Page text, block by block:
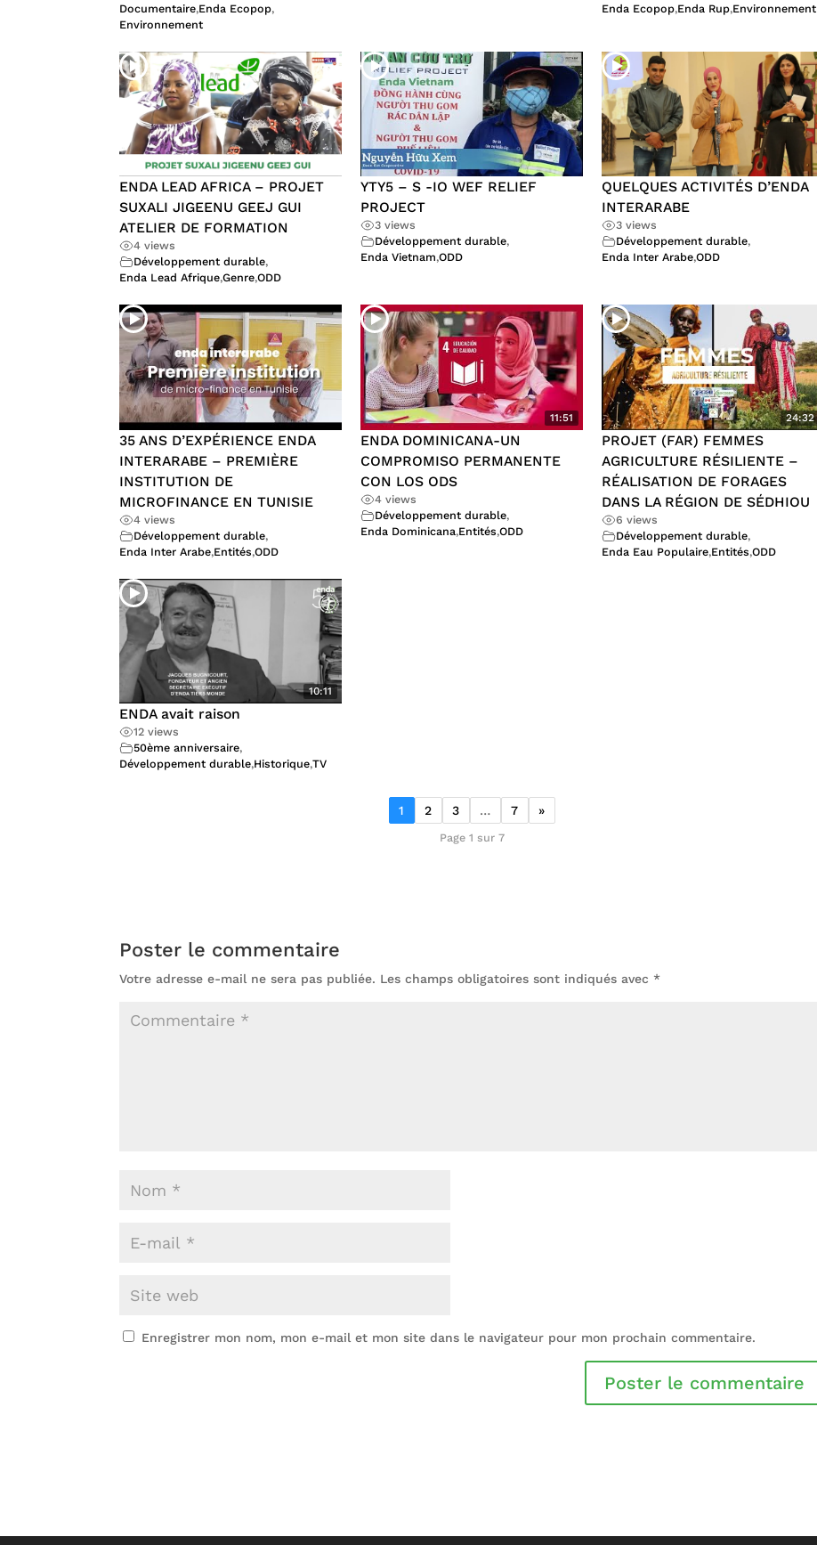
Documentaire,Enda Ecopop,
Environnement
Enda Ecopop,Enda Rup,Environnement
ENDA LEAD AFRICA – PROJET
SUXALI JIGEENU GEEJ GUI
ATELIER DE FORMATION
4 views
Développement durable,
Enda Lead Afrique,Genre,ODD
YTY5 – S -IO WEF RELIEF
PROJECT
3 views
Développement durable,
Enda Vietnam,ODD
QUELQUES ACTIVITÉS D’ENDA
INTERARABE
3 views
Développement durable,
Enda Inter Arabe,ODD
35 ANS D’EXPÉRIENCE ENDA
INTERARABE – PREMIÈRE
INSTITUTION DE
MICROFINANCE EN TUNISIE
4 views
Développement durable,
Enda Inter Arabe,Entités,ODD
11:51
ENDA DOMINICANA-UN
COMPROMISO PERMANENTE
CON LOS ODS
4 views
Développement durable,
Enda Dominicana,Entités,ODD
24:32
PROJET (FAR) FEMMES
AGRICULTURE RÉSILIENTE –
RÉALISATION DE FORAGES
DANS LA RÉGION DE SÉDHIOU
6 views
Développement durable,
Enda Eau Populaire,Entités,ODD
10:11
ENDA avait raison
12 views
50ème anniversaire,
Développement durable,Historique,TV
1 2 3 … 7 »
Page 1 sur 7
Poster le commentaire
Votre adresse e-mail ne sera pas publiée. Les champs obligatoires sont indiqués avec*
Enregistrer mon nom, mon e-mail et mon site dans le navigateur pour mon prochain commentaire.